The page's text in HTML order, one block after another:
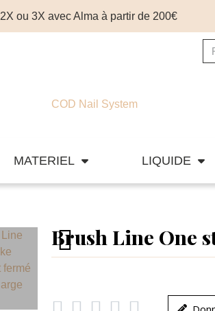
2X ou 3X avec Alma à partir de 200€
MATERIEL LIQUIDE
Brush Line One